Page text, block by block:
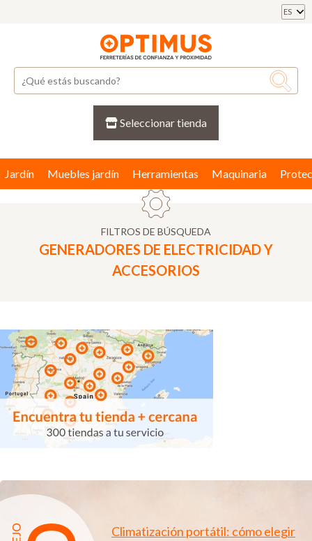
ES
Seleccionar tienda
Jardín Muebles jardín Herramientas Maquinaria
FILTROS DE BÚSQUEDA
GENERADORES DE ELECTRICIDAD Y
ACCESORIOS
Climatización portátil: cómo elegir